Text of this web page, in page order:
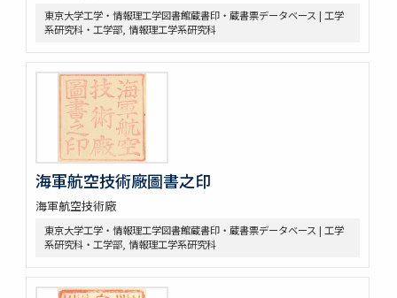
東京大学工学・情報理工学図書館蔵書印・蔵書票データベース | 工学
系研究科・工学部, 情報理工学系研究科
海軍航空技術廠圖書之印
海軍航空技術廠
東京大学工学・情報理工学図書館蔵書印・蔵書票データベース | 工学
系研究科・工学部, 情報理工学系研究科